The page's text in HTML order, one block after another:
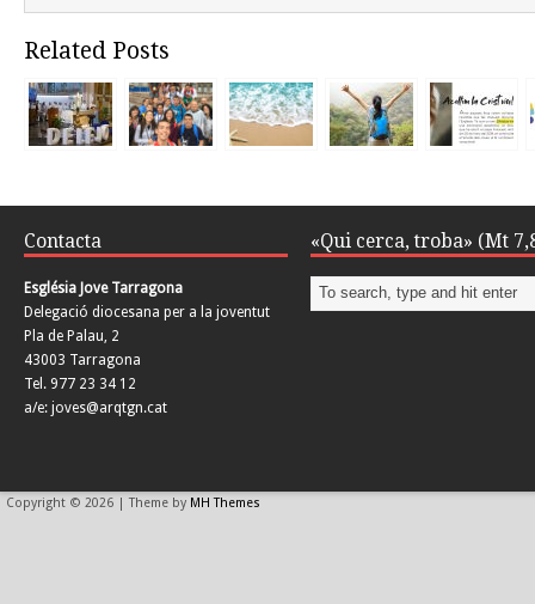
Related Posts
Contacta
Església Jove Tarragona
Delegació diocesana per a la joventut
Pla de Palau, 2
43003 Tarragona
Tel. 977 23 34 12
a/e: joves@arqtgn.cat
«Qui cerca, troba» (Mt
Copyright © 2026 | Theme by MH Themes